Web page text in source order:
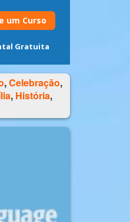
um Curso
Gratuita
,Celebração,
, História,